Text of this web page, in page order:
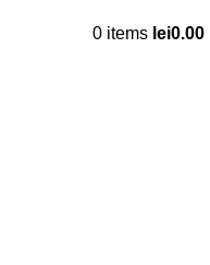
0 items lei0.00